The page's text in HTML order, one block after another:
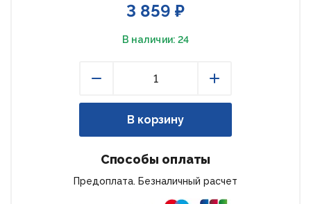
3 859 ₽
В наличии: 24
В корзину
Способы оплаты
Предоплата. Безналичный расчет